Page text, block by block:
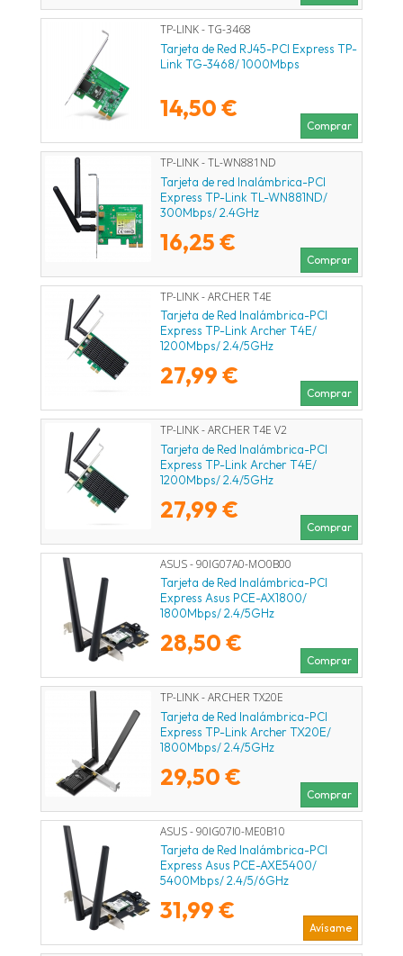
TP-LINK - TG-3468
Tarjeta de Red RJ45-PCI Express TP-
Link TG-3468/ 1000Mbps
14,50 €
Comprar
TP-LINK - TL-WN881ND
Tarjeta de red Inalámbrica-PCI
Express TP-Link TL-WN881ND/
300Mbps/ 2.4GHz
16,25 €
Comprar
TP-LINK - ARCHER T4E
Tarjeta de Red Inalámbrica-PCI
Express TP-Link Archer T4E/
1200Mbps/ 2.4/5GHz
27,99 €
Comprar
TP-LINK - ARCHER T4E V2
Tarjeta de Red Inalámbrica-PCI
Express TP-Link Archer T4E/
1200Mbps/ 2.4/5GHz
27,99 €
Comprar
ASUS - 90IG07A0-MO0B00
Tarjeta de Red Inalámbrica-PCI
Express Asus PCE-AX1800/
1800Mbps/ 2.4/5GHz
28,50 €
Comprar
TP-LINK - ARCHER TX20E
Tarjeta de Red Inalámbrica-PCI
Express TP-Link Archer TX20E/
1800Mbps/ 2.4/5GHz
29,50 €
Comprar
ASUS - 90IG07I0-ME0B10
Tarjeta de Red Inalámbrica-PCI
Express Asus PCE-AXE5400/
5400Mbps/ 2.4/5/6GHz
31,99 €
Avísame